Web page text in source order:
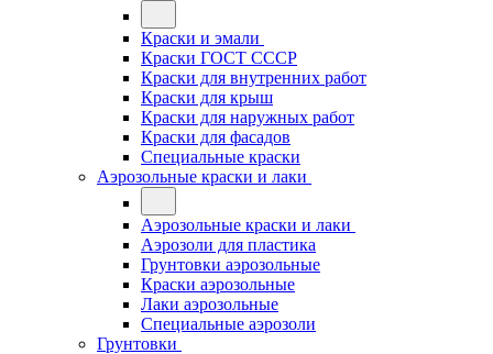
Краски и эмали
Краски ГОСТ СССР
Краски для внутренних работ
Краски для крыш
Краски для наружных работ
Краски для фасадов
Специальные краски
Аэрозольные краски и лаки
Аэрозольные краски и лаки
Аэрозоли для пластика
Грунтовки аэрозольные
Краски аэрозольные
Лаки аэрозольные
Специальные аэрозоли
Грунтовки